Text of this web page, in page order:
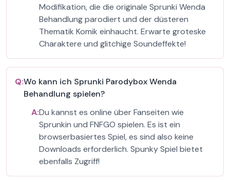
Modifikation, die die originale Sprunki Wenda
Behandlung parodiert und der düsteren
Thematik Komik einhaucht. Erwarte groteske
Charaktere und glitchige Soundeffekte!
Q:Wo kann ich Sprunki Parodybox Wenda
Behandlung spielen?
A:Du kannst es online über Fanseiten wie
Sprunkin und FNFGO spielen. Es ist ein
browserbasiertes Spiel, es sind also keine
Downloads erforderlich. Spunky Spiel bietet
ebenfalls Zugriff!